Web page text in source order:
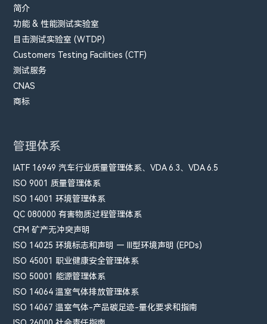
简介
功能 & 性能测试实验室
目击测试实验室 (WTDP)
Customers Testing Facilities (CTF)
测试服务
CNAS
商标
管理体系
IATF 16949 汽车行业质量管理体系、VDA 6.3、VDA 6.5
ISO 9001 质量管理体系
ISO 14001 环境管理体系
QC 080000 有害物质过程管理体系
CFM​ 矿产无冲突声明
ISO 14025 环境标志和声明 — III型环境声明 (EPDs)
ISO 45001 职业健康安全管理体系
ISO 50001 能源管理体系
ISO 14064 温室气体排放管理体系
ISO 14067 温室气体-产品碳足迹-量化要求和指南